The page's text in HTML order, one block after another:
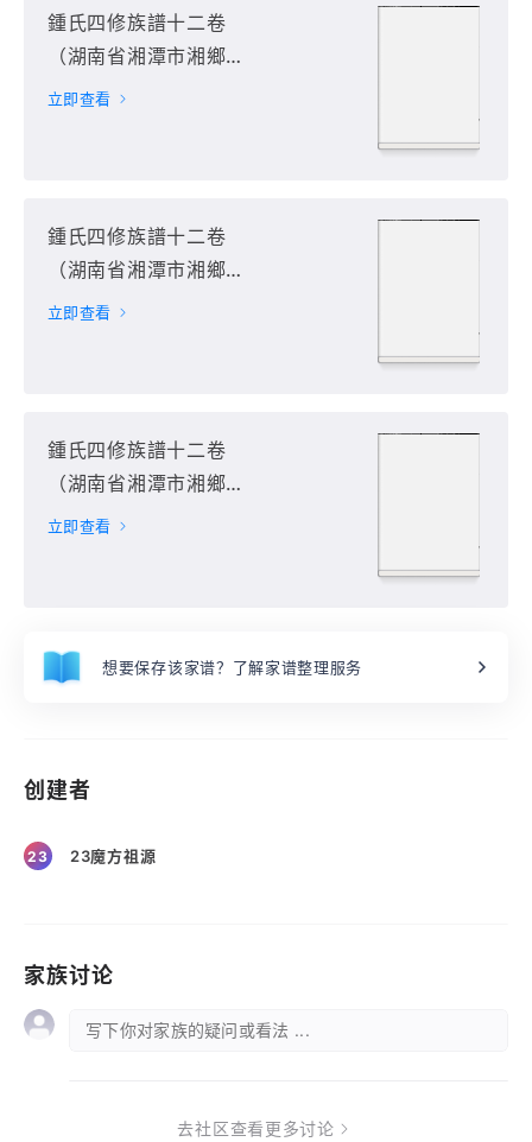
鍾氏四修族譜十二卷
（湖南省湘潭市湘鄉
市）第10册
立即查看
鍾氏四修族譜十二卷
（湖南省湘潭市湘鄉
市）第11册
立即查看
鍾氏四修族譜十二卷
（湖南省湘潭市湘鄉
市）第12册
立即查看
想要保存该家谱？了解家谱整理服务
创建者
23 23魔方祖源
家族讨论
写下你对家族的疑问或看法 ...
去社区查看更多讨论